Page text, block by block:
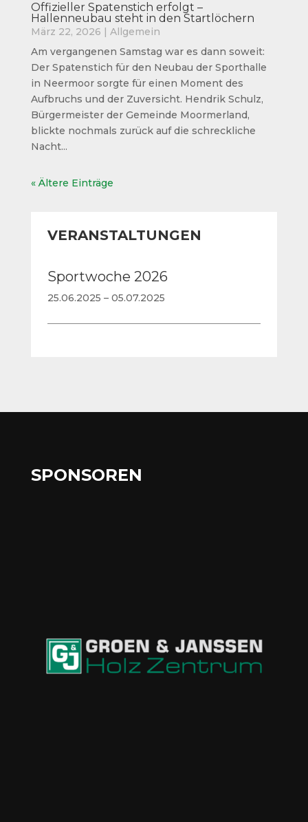
Offizieller Spatenstich erfolgt –
Hallenneubau steht in den Startlöchern
März 22, 2026 | Allgemein
Am vergangenen Samstag war es dann soweit:
Der Spatenstich für den Neubau der Sporthalle
in Neermoor sorgte für einen Moment des
Aufbruchs und der Zuversicht. Hendrik Schulz,
Bürgermeister der Gemeinde Moormerland,
blickte nochmals zurück auf die schreckliche
Nacht...
« Ältere Einträge
VERANSTALTUNGEN
Sportwoche 2026
25.06.2025 – 05.07.2025
SPONSOREN